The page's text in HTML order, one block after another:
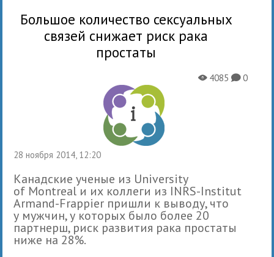
Большое количество сексуальных
связей снижает риск рака
простаты
28 ноября 2014, 12:20
X4085K0
Канадские уче­ные из University
of Montreal и их кол­леги из INRS-Institut
Armand-Frappier при­шли к выводу, что
у муж­чин, у которых было более 20
партнерш, риск раз­ви­тия рака про­статы
ниже на 28%.